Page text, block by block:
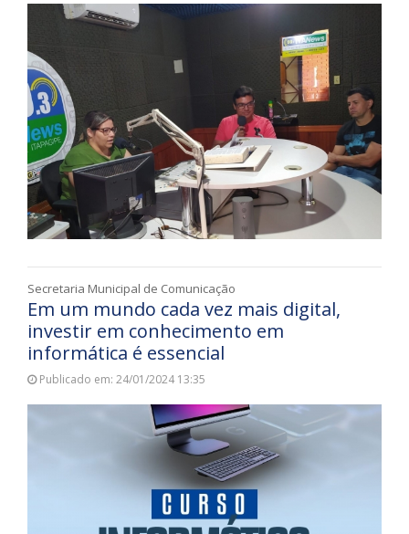
Secretaria Municipal de Comunicação
Em um mundo cada vez mais digital,
investir em conhecimento em
informática é essencial
Publicado em: 24/01/2024 13:35